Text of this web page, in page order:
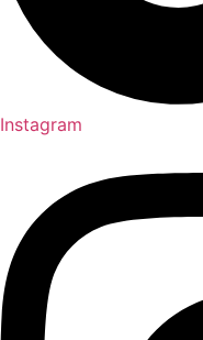
Instagram